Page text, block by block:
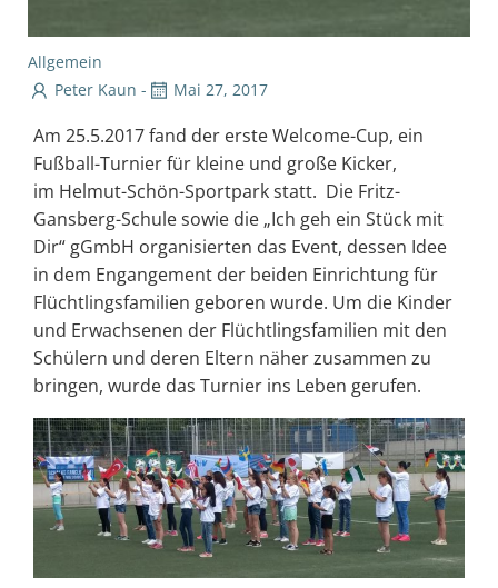
Allgemein
Peter Kaun - Mai 27, 2017
Am 25.5.2017 fand der erste Welcome-Cup, ein
Fußball-Turnier für kleine und große Kicker,
im Helmut-Schön-Sportpark statt. Die Fritz-
Gansberg-Schule sowie die „Ich geh ein Stück mit
Dir“ gGmbH organisierten das Event, dessen Idee
in dem Engangement der beiden Einrichtung für
Flüchtlingsfamilien geboren wurde. Um die Kinder
und Erwachsenen der Flüchtlingsfamilien mit den
Schülern und deren Eltern näher zusammen zu
bringen, wurde das Turnier ins Leben gerufen.